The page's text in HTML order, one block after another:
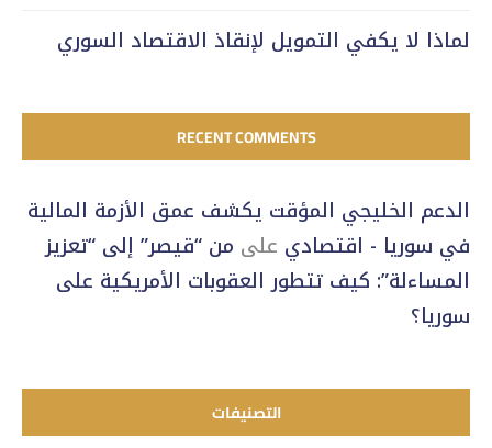
لماذا لا يكفي التمويل لإنقاذ الاقتصاد السوري
RECENT COMMENTS
الدعم الخليجي المؤقت يكشف عمق الأزمة المالية
في سوريا - اقتصادي على من “قيصر” إلى “تعزيز
المساءلة”: كيف تتطور العقوبات الأمريكية على
سوريا؟
التصنيفات